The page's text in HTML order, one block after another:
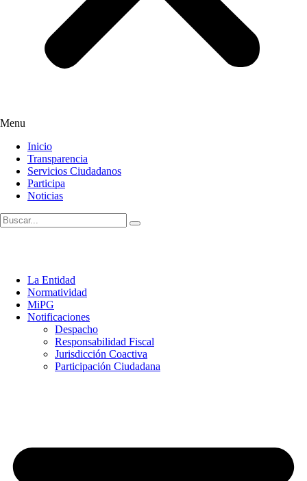
Menu
Inicio
Transparencia
Servicios Ciudadanos
Participa
Noticias
La Entidad
Normatividad
MiPG
Notificaciones
Despacho
Responsabilidad Fiscal
Jurisdicción Coactiva
Participación Ciudadana